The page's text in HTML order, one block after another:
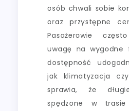
osób chwali sobie
oraz przystępne
Pasażerowie
uwagę na wygodne
dostępność
jak klimatyzacja
sprawia, że
spędzone w